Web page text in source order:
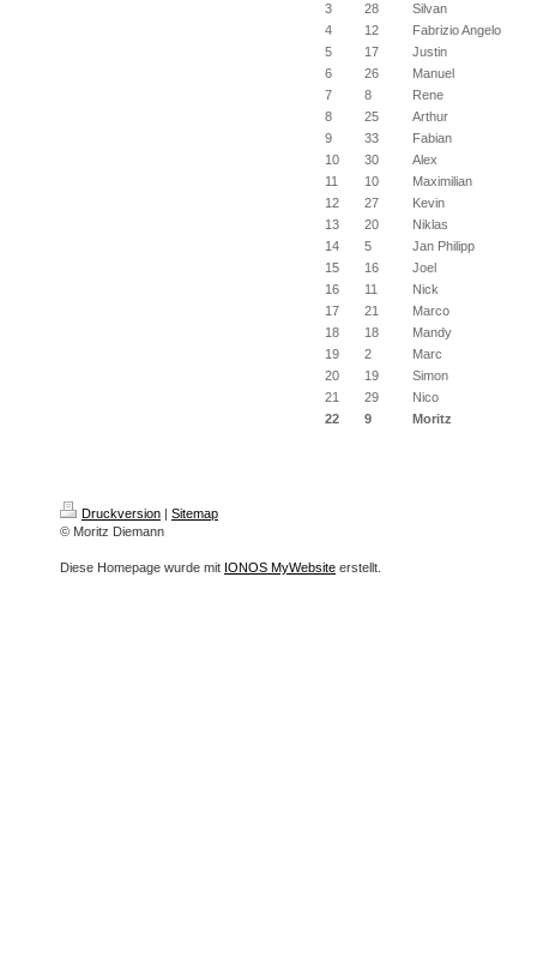
3
28
Silvan
4
12
Fabrizio Angelo
5
17
Justin
6
26
Manuel
7
8
Rene
8
25
Arthur
9
33
Fabian
10
30
Alex
11
10
Maximilian
12
27
Kevin
13
20
Niklas
14
5
Jan Philipp
15
16
Joel
16
11
Nick
17
21
Marco
18
18
Mandy
19
2
Marc
20
19
Simon
21
29
Nico
22
9 Moritz
Druckversion | Sitemap
© Moritz Diemann
Diese Homepage wurde mit IONOS MyWebsite erstellt.